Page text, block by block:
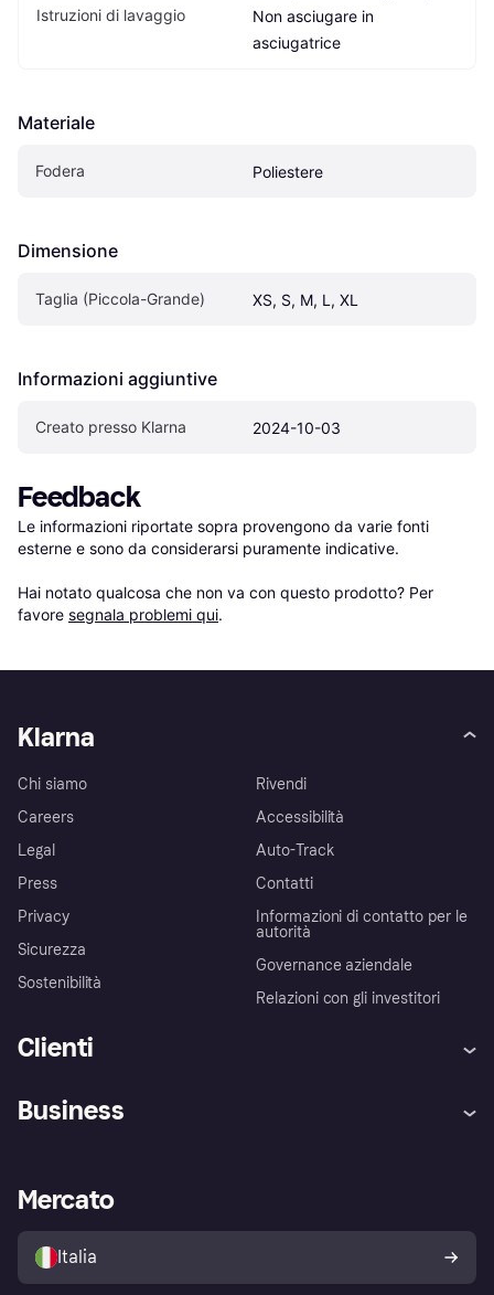
Istruzioni di lavaggio
Non asciugare in
asciugatrice
Materiale
Fodera Poliestere
Dimensione
Taglia (Piccola-Grande) XS, S, M, L, XL
Informazioni aggiuntive
Creato presso Klarna 2024-10-03
Feedback
Le informazioni riportate sopra provengono da varie fonti
esterne e sono da considerarsi puramente indicative.
Hai notato qualcosa che non va con questo prodotto? Per
favore segnala problemi qui.
Klarna
Chi siamo
Careers
Legal
Press
Privacy
Sicurezza
Sostenibilità
Rivendi
Accessibilità
Auto-Track
Contatti
Informazioni di contatto per le
autorità
Governance aziendale
Relazioni con gli investitori
Clienti
Assistenza
Esplora i negozi
Politica di protezione
dell'acquirente Klarna
Business
Accesso aziende
Mercato
Italia